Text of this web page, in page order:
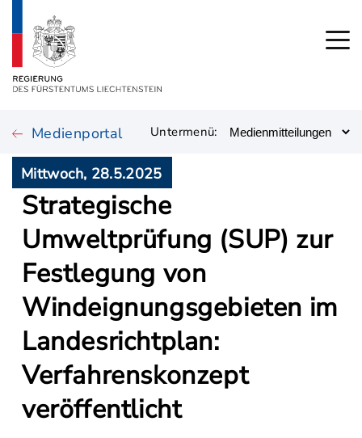
Medienportal Untermenü:
Mittwoch, 28.5.2025
Strategische
Umweltprüfung (SUP) zur
Festlegung von
Windeignungsgebieten im
Landesrichtplan:
Verfahrenskonzept
veröffentlicht